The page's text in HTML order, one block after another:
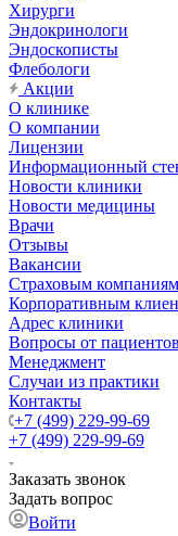
Хирурги
Эндокринологи
Эндоскописты
Флебологи
Акции
О клинике
О компании
Лицензии
Информационный
Новости клиники
Новости медицины
Врачи
Отзывы
Вакансии
Страховым компаниям
Корпоративным
Адрес клиники
Вопросы от пациентов
Менеджмент
Случаи из практики
Контакты
+7 (499) 229-99-69
+7 (499) 229-99-69
Заказать звонок
Задать вопрос
Войти